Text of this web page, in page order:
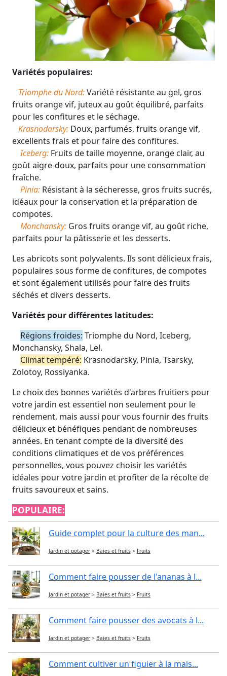
Variétés populaires:
Triomphe du Nord:Variété résistante au gel, gros
fruits orange vif, juteux au goût équilibré, parfaits
pour les confitures et le séchage.
Krasnodarsky: Doux, parfumés, fruits orange vif,
excellents frais et pour faire des confitures.
Iceberg: Fruits de taille moyenne, orange clair, au
goût aigre-doux, parfaits pour une consommation
fraîche.
Pinia: Résistant à la sécheresse, gros fruits sucrés,
idéaux pour la conservation et la préparation de
compotes.
Monchansky: Gros fruits orange vif, au goût riche,
parfaits pour la pâtisserie et les desserts.
Les abricots sont polyvalents. Ils sont délicieux frais,
populaires sous forme de confitures, de compotes
et sont également utilisés pour faire des fruits
séchés et divers desserts.
Variétés pour différentes latitudes:
Régions froides: Triomphe du Nord, Iceberg,
Monchansky, Shala, Lel.
Climat tempéré: Krasnodarsky, Pinia, Tsarsky,
Zolotoy, Rossiyanka.
Le choix des bonnes variétés d'arbres fruitiers pour
votre jardin est essentiel non seulement pour le
rendement, mais aussi pour vous fournir des fruits
délicieux et bénéfiques pendant de nombreuses
années. En tenant compte de la diversité des
conditions climatiques et de vos préférences
personnelles, vous pouvez choisir les variétés
idéales pour votre jardin et profiter de la récolte de
fruits savoureux et sains.
POPULAIRE:
Guide complet pour la culture des man...
Jardin et potager > Baies et fruits > Fruits
Comment faire pousser de l'ananas à l...
Jardin et potager > Baies et fruits > Fruits
Comment faire pousser des avocats à l...
Jardin et potager > Baies et fruits > Fruits
Comment cultiver un figuier à la mais...